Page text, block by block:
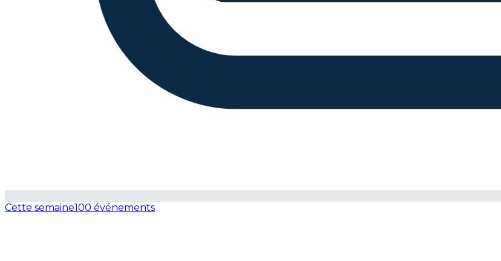
Cette semaine100 événements